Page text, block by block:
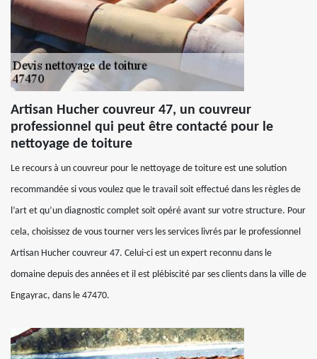
Artisan Hucher couvreur 47, un couvreur
professionnel qui peut être contacté pour le
nettoyage de toiture
Le recours à un couvreur pour le nettoyage de toiture est une solution
recommandée si vous voulez que le travail soit effectué dans les règles de
l’art et qu’un diagnostic complet soit opéré avant sur votre structure. Pour
cela, choisissez de vous tourner vers les services livrés par le professionnel
Artisan Hucher couvreur 47. Celui-ci est un expert reconnu dans le
domaine depuis des années et il est plébiscité par ses clients dans la ville de
Engayrac, dans le 47470.